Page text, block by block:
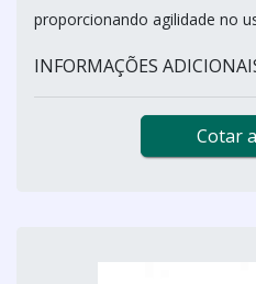
proporcionando agilidade no
INFORMAÇÕES
Cotar